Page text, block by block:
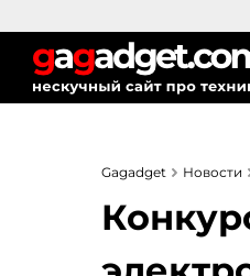
Gagadget Новости